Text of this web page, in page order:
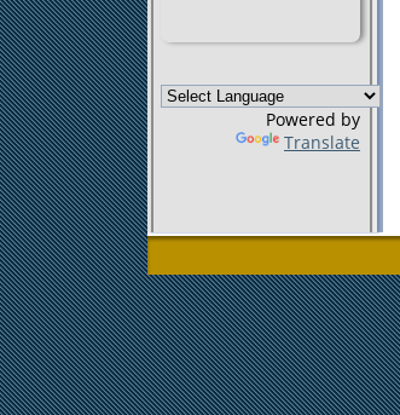
Powered by
Translate